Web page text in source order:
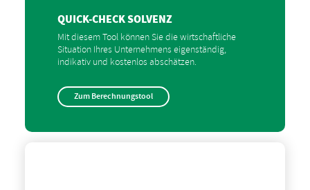
QUICK-CHECK SOLVENZ
Mit diesem Tool können Sie die wirtschaftliche
Situation Ihres Unternehmens eigenständig,
indikativ und kostenlos abschätzen.
Zum Berechnungstool